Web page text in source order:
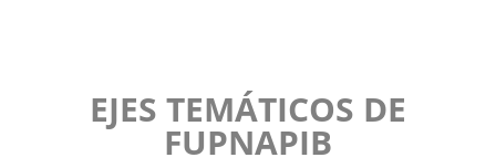
EJES TEMÁTICOS DE
FUPNAPIB